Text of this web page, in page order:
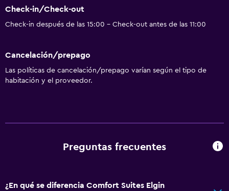
Comedor
Microondas
Tetera/cafetera
Máquina expendedora (bebidas)
Máquina expendedora (botanas)
Servicios básicos
Check-in/Check-out
Check-in después de las 15:00 - Check-out antes de las 11:00
Cancelación/prepago
Las políticas de cancelación/prepago varían según el tipo de
habitación y el proveedor.
Preguntas frecuentes
¿En qué se diferencia Comfort Suites Elgin